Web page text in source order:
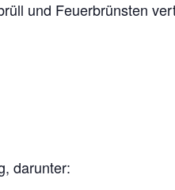
und Feuerbrünsten
darunter: